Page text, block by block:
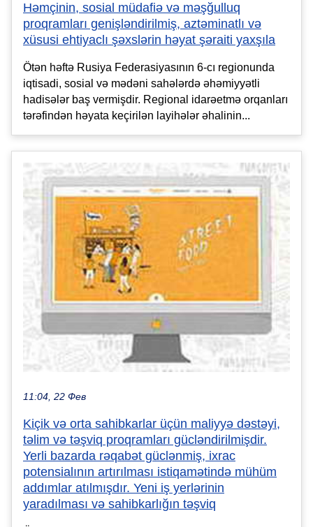
Həmçinin, sosial müdafiə və məşğulluq
proqramları genişləndirilmiş, aztəminatlı və
xüsusi ehtiyaclı şəxslərin həyat şəraiti yaxşıla
Ötən həftə Rusiya Federasiyasının 6-cı regionunda
iqtisadi, sosial və mədəni sahələrdə əhəmiyyətli
hadisələr baş vermişdir. Regional idarəetmə orqanları
tərəfindən həyata keçirilən layihələr əhalinin...
11:04, 22 Фев
Kiçik və orta sahibkarlar üçün maliyyə dəstəyi,
təlim və təşviq proqramları gücləndirilmişdir.
Yerli bazarda rəqabət güclənmiş, ixrac
potensialının artırılması istiqamətində mühüm
addımlar atılmışdır. Yeni iş yerlərinin
yaradılması və sahibkarlığın təşviq